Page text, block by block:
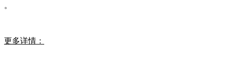
。
更多详情：